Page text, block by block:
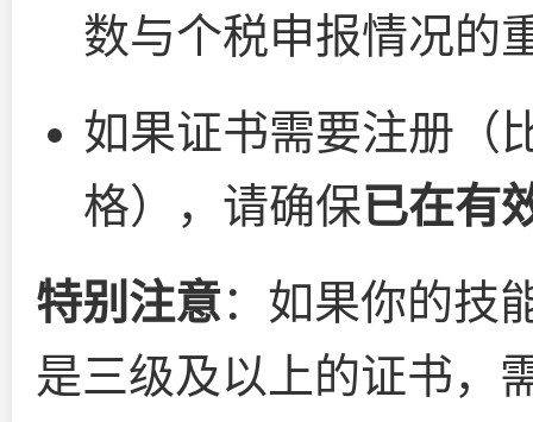
数与个税申报情况的
如果证书需要注册（
格），请确保已在有
特别注意：如果你的技
是三级及以上的证书，